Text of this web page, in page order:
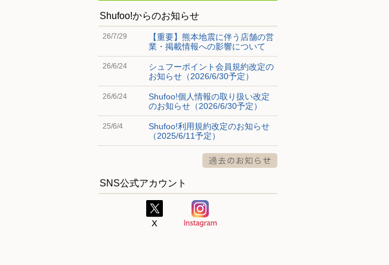
Shufoo!からのお知らせ
26/7/29
【重要】熊本地震に伴う店舗の営
業・掲載情報への影響について
26/6/24
シュフーポイント会員規約改定の
お知らせ（2026/6/30予定）
26/6/24
Shufoo!個人情報の取り扱い改定
のお知らせ（2026/6/30予定）
25/6/4
Shufoo!利用規約改定のお知らせ
（2025/6/11予定）
SNS公式アカウント